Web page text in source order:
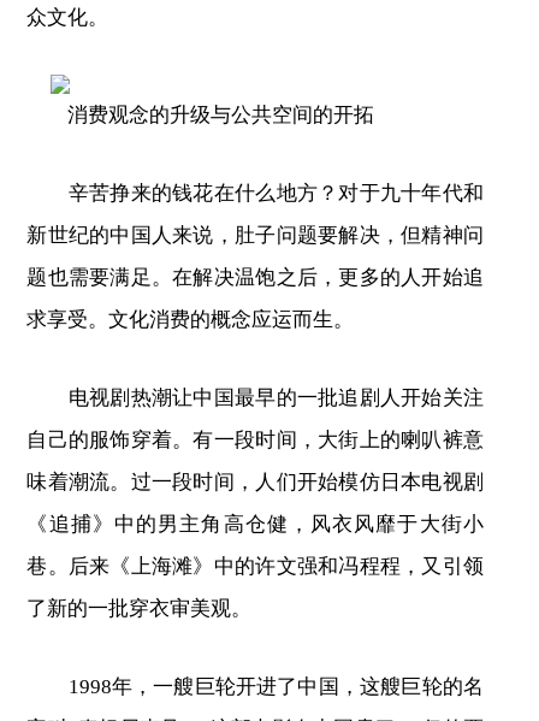
众文化。
消费观念的升级与公共空间的开拓
辛苦挣来的钱花在什么地方？对于九十年代和
新世纪的中国人来说，肚子问题要解决，但精神问
题也需要满足。在解决温饱之后，更多的人开始追
求享受。文化消费的概念应运而生。
电视剧热潮让中国最早的一批追剧人开始关注
自己的服饰穿着。有一段时间，大街上的喇叭裤意
味着潮流。过一段时间，人们开始模仿日本电视剧
《追捕》中的男主角高仓健，风衣风靡于大街小
巷。后来《上海滩》中的许文强和冯程程，又引领
了新的一批穿衣审美观。
1998年，一艘巨轮开进了中国，这艘巨轮的名